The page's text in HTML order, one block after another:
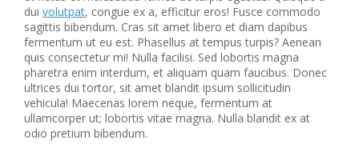
dui volutpat, congue ex a, efficitur eros! Fusce commodo
sagittis bibendum. Cras sit amet libero et diam dapibus
fermentum ut eu est. Phasellus at tempus turpis? Aenean
quis consectetur mi! Nulla facilisi. Sed lobortis magna
pharetra enim interdum, et aliquam quam faucibus. Donec
ultrices dui tortor, sit amet blandit ipsum sollicitudin
vehicula! Maecenas lorem neque, fermentum at
ullamcorper ut; lobortis vitae magna. Nulla blandit ex at
odio pretium bibendum.